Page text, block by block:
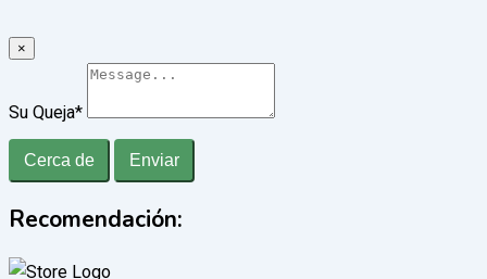
×
Su Queja*
Cerca de Enviar
Recomendación: